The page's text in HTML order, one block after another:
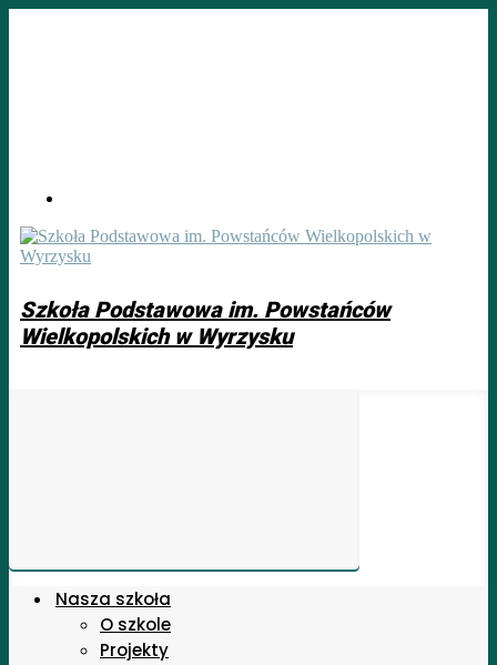
Szkoła Podstawowa im. Powstańców
Wielkopolskich w Wyrzysku
Nasza szkoła
O szkole
Projekty